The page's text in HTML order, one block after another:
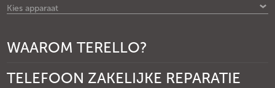
Kies apparaat
WAAROM TERELLO?
TELEFOON ZAKELIJKE REPARATIE